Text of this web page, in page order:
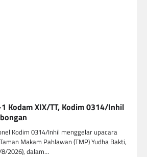
Kodam XIX/TT, Kodim 0314/Inhil
Kodim 0314/Inhil menggelar upacara
Makam Pahlawan (TMP) Yudha Bakti,
2026), dalam…